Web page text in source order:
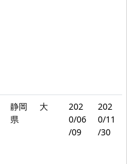
静岡
県
大
202
0/06
/09
202
0/11
/30